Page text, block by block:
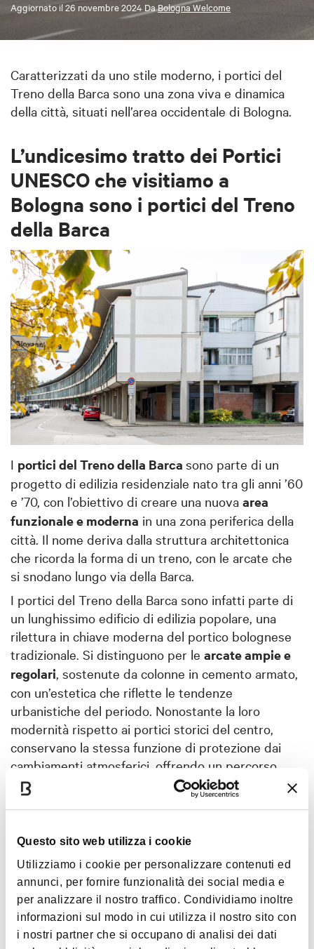
Questo sito web utilizza i cookie
Utilizziamo i cookie per personalizzare contenuti ed
annunci, per fornire funzionalità dei social media e
per analizzare il nostro traffico. Condividiamo inoltre
informazioni sul modo in cui utilizza il nostro sito con
i nostri partner che si occupano di analisi dei dati
Aggiornato il26 novembre 2024 DaBologna Welcome
Caratterizzati da uno stile moderno, i portici del
Treno della Barca sono una zona viva e dinamica
della città, situati nell’area occidentale di Bologna.
L’undicesimo tratto dei Portici
UNESCO che visitiamo a
Bologna sono i portici del Treno
della Barca
I portici del Treno della Barca sono parte di un
progetto di edilizia residenziale nato tra gli anni ’60
e ’70, con l’obiettivo di creare una nuova area
funzionale e moderna in una zona periferica della
città. Il nome deriva dalla struttura architettonica
che ricorda la forma di un treno, con le arcate che
si snodano lungo via della Barca.
I portici del Treno della Barca sono infatti parte di
un lunghissimo edificio di edilizia popolare, una
rilettura in chiave moderna del portico bolognese
tradizionale. Si distinguono per le arcate ampie e
regolari, sostenute da colonne in cemento armato,
con un’estetica che riflette le tendenze
urbanistiche del periodo. Nonostante la loro
modernità rispetto ai portici storici del centro,
conservano la stessa funzione di protezione dai
cambiamenti atmosferici, offrendo un percorso
riparato ai residenti, ai commercianti e ai visitatori
del quartiere.